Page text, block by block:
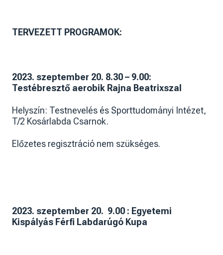
TERVEZETT PROGRAMOK:
2023. szeptember 20. 8.30 – 9.00:
Testébresztő aerobik Rajna Beatrixszal
Helyszín: Testnevelés és Sporttudományi Intézet,
T/2 Kosárlabda Csarnok.
Előzetes regisztráció nem szükséges.
2023. szeptember 20. 9.00 : Egyetemi
Kispályás Férfi Labdarúgó Kupa